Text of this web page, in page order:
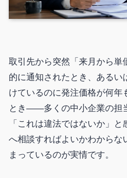
取引先から突然「来月から単
的に通知されたとき、あるい
けているのに発注価格が何年
とき——多くの中小企業の担
「これは違法ではないか」
へ相談すればよいかわからな
まっているのが実情です。